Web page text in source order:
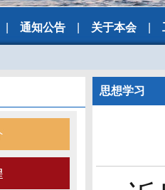
|通知公告 关于本会 |
思想学习